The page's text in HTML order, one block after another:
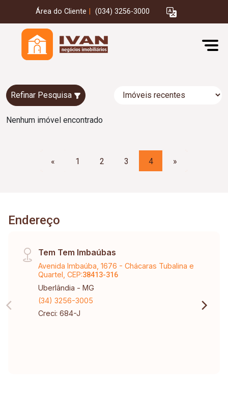
Área do Cliente (034) 3256-3000
Refinar Pesquisa
Nenhum imóvel encontrado
« 1 2 3 4 »
Endereço
Tem Tem Imbaúbas
Avenida Imbaúba, 1676 - Chácaras Tubalina e
Quartel, CEP:38413-316
Uberlândia - MG
(34) 3256-3005
Creci: 684-J